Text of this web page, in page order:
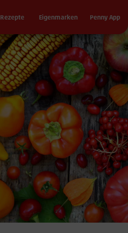
Rezepte Eigenmarken Penny App